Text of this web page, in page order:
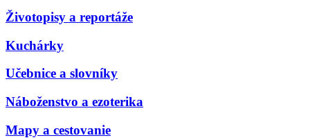
Životopisy a reportáže
Kuchárky
Učebnice a slovníky
Náboženstvo a ezoterika
Mapy a cestovanie